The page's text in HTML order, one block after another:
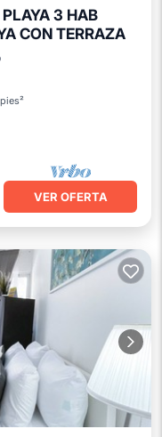
3 HAB
CON TERRAZA
VER OFERTA